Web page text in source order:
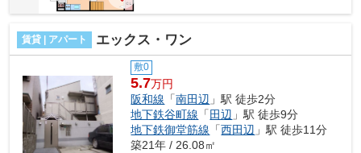
賃貸 | アパート エックス・ワン
敷0
5.7万円
阪和線 「南田辺 」駅 徒歩2分
地下鉄谷町線 「 田辺 」駅 徒歩9分
地下鉄御堂筋線 「西田辺 」駅 徒歩11分
築21年 / 26.08㎡